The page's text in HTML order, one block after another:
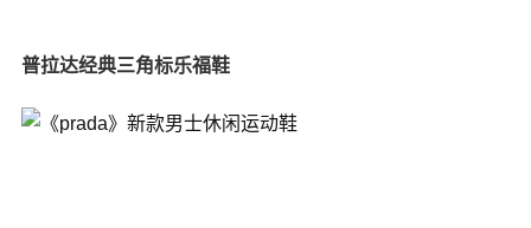
普拉达经典三角标乐福鞋